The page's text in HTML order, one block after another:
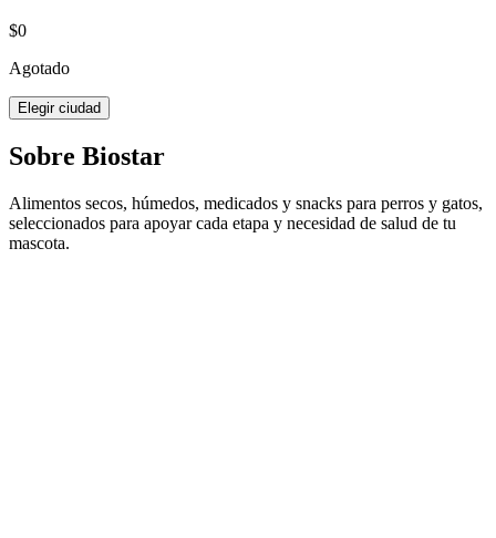
$0
Agotado
Elegir ciudad
Sobre Biostar
Alimentos secos, húmedos, medicados y snacks para perros y gatos,
seleccionados para apoyar cada etapa y necesidad de salud de tu
mascota.